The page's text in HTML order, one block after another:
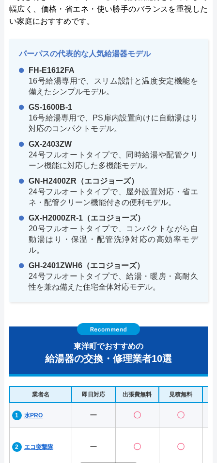
幅広く、価格・省エネ・使い勝手のバランスを重視した
い家庭におすすめです。
パーパスの代表的な人気給湯器モデル
FH-E1612FA
16号給湯専用で、スリム設計と温度安定機能を
備えたシンプルモデル。
GS-1600B-1
16号給湯専用で、PS扉内設置向けに自動湯はり
対応のコンパクトモデル。
GX-2403ZW
24号フルオートタイプで、同時給湯や配管クリ
ーン機能に対応した多機能モデル。
GN-H2400ZR（エコジョーズ）
24号フルオートタイプで、屋外設置対応・省エ
ネ・配管クリーン機能付きの便利モデル。
GX-H2000ZR-1（エコジョーズ）
20号フルオートタイプで、コンパクトながら自
動湯はり・保温・配管洗浄対応の高効率モデ
ル。
GH-2401ZWH6（エコジョーズ）
24号フルオートタイプで、給湯・暖房・高耐久
性を兼ね備えた住宅全体対応モデル。
東洋町でおすすめの
給湯器の交換・修理業者10選
業者名 即日対応 出張費無料 見積無料
水PRO ー 〇 〇
エコ突撃隊 ー 〇 〇